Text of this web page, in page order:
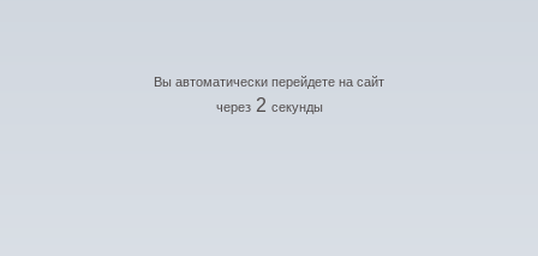
Вы автоматически перейдете на сайт
через 2 секунды